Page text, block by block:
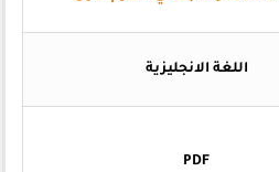
اللغة الانجليزية
PDF